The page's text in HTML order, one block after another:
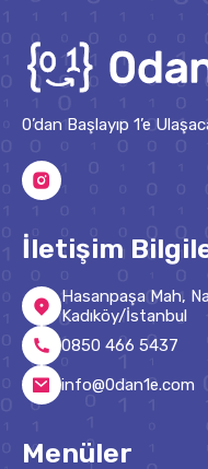
0’dan Başlayıp 1’e
İletişim
Hasanpaşa Mah,
Kadıköy/İstanbul
0850 466 5437
info@0dan1e.com
Menüler